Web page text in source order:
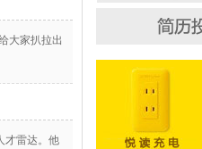
大家扒拉出
才雷达。他